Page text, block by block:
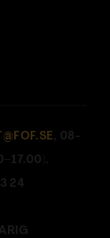
, 08-
24